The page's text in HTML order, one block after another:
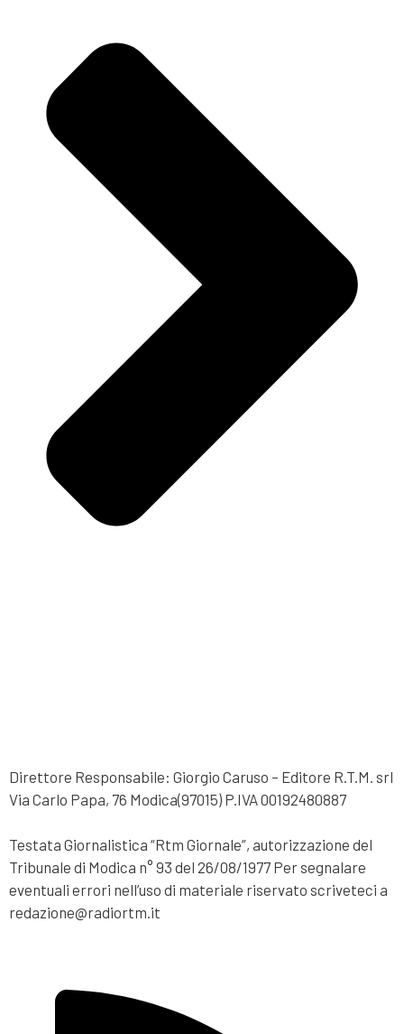
Direttore Responsabile: Giorgio Caruso – Editore R.T.M. srl
Via Carlo Papa, 76 Modica(97015) P.IVA 00192480887
Testata Giornalistica “Rtm Giornale”, autorizzazione del
Tribunale di Modica n° 93 del 26/08/1977 Per segnalare
eventuali errori nell’uso di materiale riservato scriveteci a
redazione@radiortm.it